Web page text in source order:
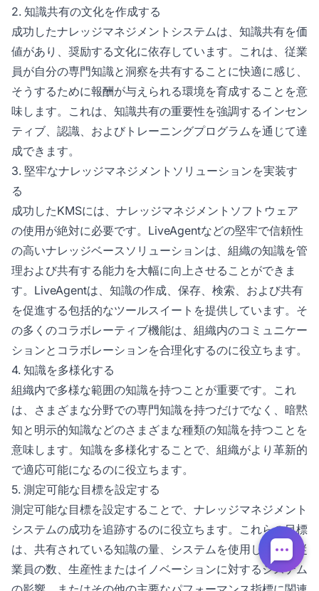
2. 知識共有の文化を作成する
成功したナレッジマネジメントシステムは、知識共有を価
値があり、奨励する文化に依存しています。これは、従業
員が自分の専門知識と洞察を共有することに快適に感じ、
そうするために報酬が与えられる環境を育成することを意
味します。これは、知識共有の重要性を強調するインセン
ティブ、認識、およびトレーニングプログラムを通じて達
成できます。
3. 堅牢なナレッジマネジメントソリューションを実装す
る
成功したKMSには、ナレッジマネジメントソフトウェア
の使用が絶対に必要です。LiveAgentなどの堅牢で信頼性
の高いナレッジベースソリューションは、組織の知識を管
理および共有する能力を大幅に向上させることができま
す。LiveAgentは、知識の作成、保存、検索、および共有
を促進する包括的なツールスイートを提供しています。そ
の多くのコラボレーティブ機能は、組織内のコミュニケー
ションとコラボレーションを合理化するのに役立ちます。
4. 知識を多様化する
組織内で多様な範囲の知識を持つことが重要です。これ
は、さまざまな分野での専門知識を持つだけでなく、暗黙
知と明示的知識などのさまざまな種類の知識を持つことを
意味します。知識を多様化することで、組織がより革新的
で適応可能になるのに役立ちます。
5. 測定可能な目標を設定する
測定可能な目標を設定することで、ナレッジマネジメント
システムの成功を追跡するのに役立ちます。これらの目標
は、共有されている知識の量、システムを使用している従
業員の数、生産性またはイノベーションに対するシステム